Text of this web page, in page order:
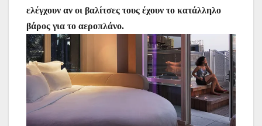
ελέγχουν αν οι βαλίτσες τους έχουν το κατάλληλο
βάρος για το αεροπλάνο.